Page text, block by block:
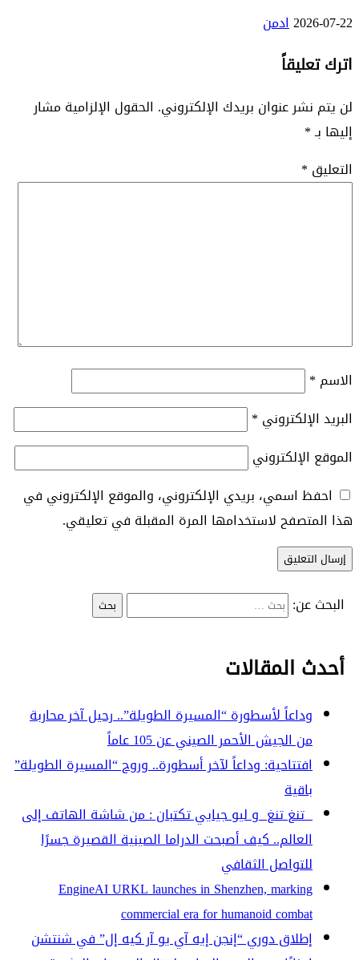
2026-07-22ادمن
اترك تعليقاً
لن يتم نشر عنوان بريدك الإلكتروني. الحقول الإلزامية مشار
إليها بـ*
التعليق *
الاسم *
البريد الإلكتروني *
الموقع الإلكتروني
احفظ اسمي، بريدي الإلكتروني، والموقع الإلكتروني في
هذا المتصفح لاستخدامها المرة المقبلة في تعليقي.
البحث عن:
أحدث المقالات
وداعاً لأسطورة “المسيرة الطويلة”.. رحيل آخر محاربة
من الجيش الأحمر الصيني عن 105 عاماً
افتتاحية: وداعاً لآخر أسطورة.. وروح “المسيرة الطويلة”
باقية
تنغ تنغ و ليو جيايي تكتبان : من شاشة الهاتف إلى
العالم.. كيف أصبحت الدراما الصينية القصيرة جسرًا
للتواصل الثقافي
EngineAI URKL launches in Shenzhen, marking
commercial era for humanoid combat
إطلاق دوري “إنجن إيه آي يو آر كيه إل” في شنتشن